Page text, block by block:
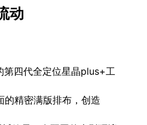
动
第四代全定位星晶plus+工
的精密满版排布，创造